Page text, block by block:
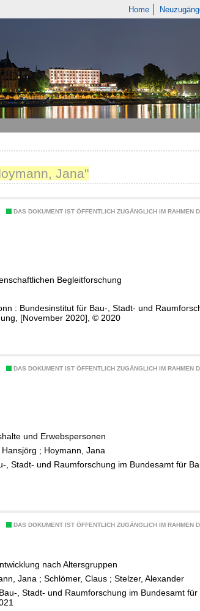
Home
Jana"
DAS DOKUMENT IST ÖFFENTLICH ZUGÄNGLICH IM RAHMEN
Begleitforschung
: Bundesinstitut für Bau-, Stadt- und
[November 2020], © 2020
DAS DOKUMENT IST ÖFFENTLICH ZUGÄNGLICH IM RAHMEN
und Erwebspersonen
Hansjörg ; Hoymann, Jana
, Stadt- und Raumforschung im Bundesamt für
DAS DOKUMENT IST ÖFFENTLICH ZUGÄNGLICH IM RAHMEN
nach Altersgruppen
Jana ; Schlömer, Claus ; Stelzer, Alexander
, Stadt- und Raumforschung im Bundesamt für